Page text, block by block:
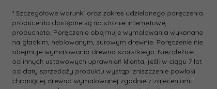
* Szczegółowe warunki oraz zakres udzielonego poręczenia
producenta dostępne są na stronie internetowej
producneta. Poręczenie obejmuje wymalowania wykonane
na gładkim, heblowanym, surowym drewnie. Poręczenie nie
obejmuje wymalowania drewna szorstkiego. Niezależnie
od innych ustawowych uprawnień klienta, jeśli w ciągu 7 lat
od daty sprzedaży produktu wystąpi zniszczenie powłoki
chroniącej drewno wymalowanej zgodnie z zaleceniami